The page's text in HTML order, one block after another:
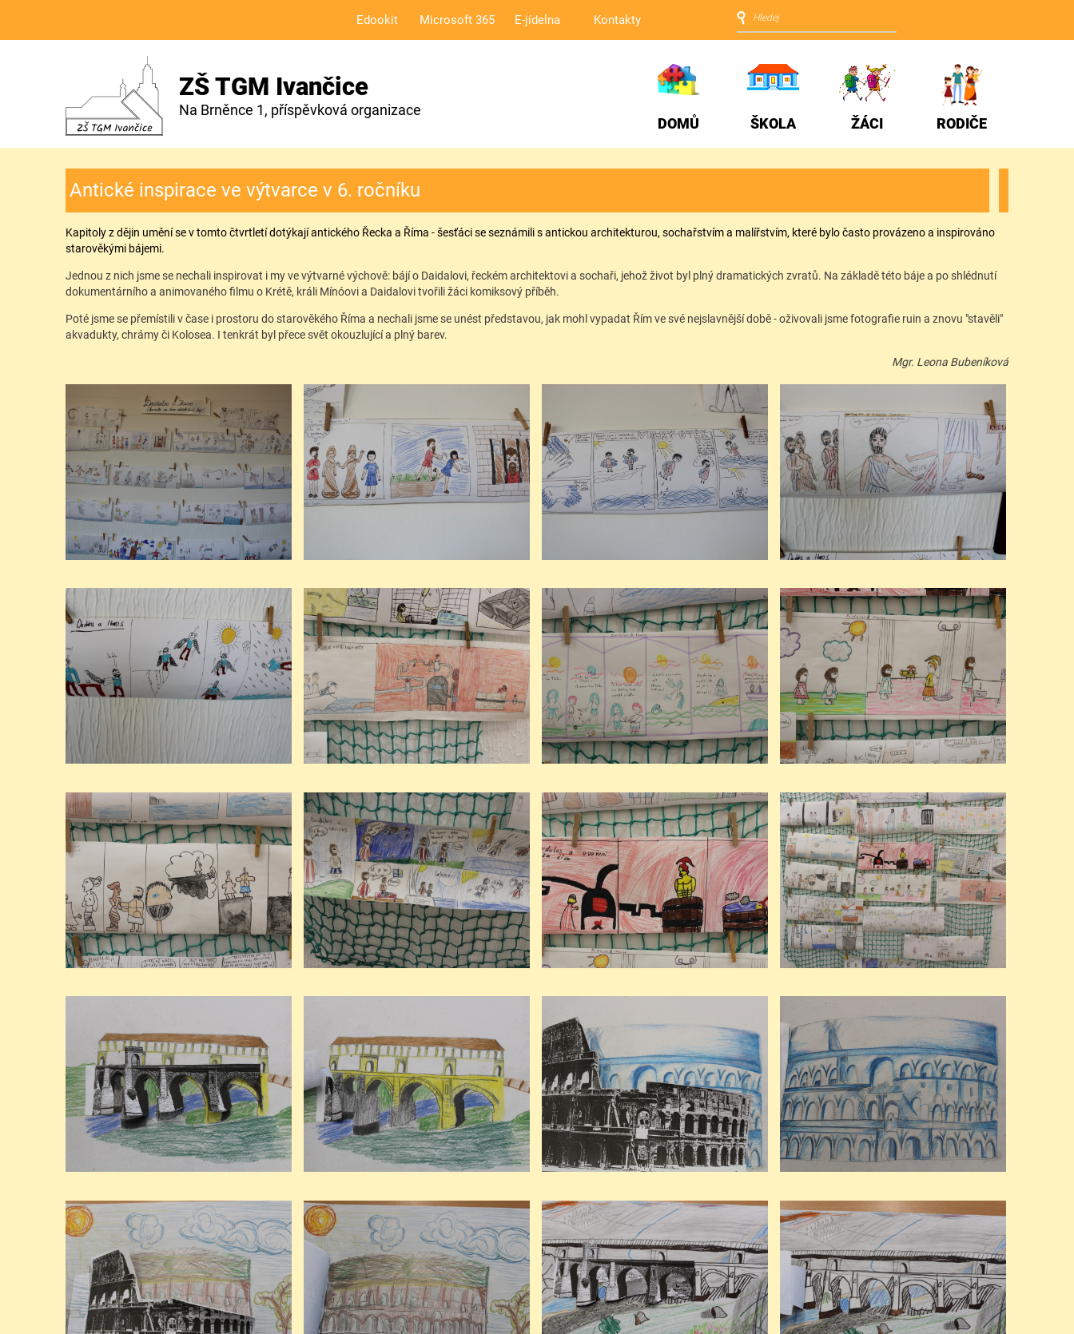
Edookit Microsoft 365 E-jídelna Kontakty
ZŠ TGM Ivančice
Na Brněnce 1, příspěvková organizace
DOMŮ
ŠKOLA ŽÁCI RODIČE
Antické inspirace ve výtvarce v 6. ročníku
Kapitoly z dějin umění se v tomto čtvrtletí dotýkají antického Řecka a Říma - šesťáci se seznámili s antickou architekturou, sochařstvím a malířstvím, které bylo často provázeno a inspirováno
starověkými bájemi.
Jednou z nich jsme se nechali inspirovat i my ve výtvarné výchově: bájí o Daidalovi, řeckém architektovi a sochaři, jehož život byl plný dramatických zvratů. Na základě této báje a po shlédnutí
dokumentárního a animovaného filmu o Krétě, králi Mínóovi a Daidalovi tvořili žáci komiksový příběh.
Poté jsme se přemístili v čase i prostoru do starověkého Říma a nechali jsme se unést představou, jak mohl vypadat Řím ve své nejslavnější době - oživovali jsme fotografie ruin a znovu "stavěli"
akvadukty, chrámy či Kolosea. I tenkrát byl přece svět okouzlující a plný barev.
Mgr. Leona Bubeníková